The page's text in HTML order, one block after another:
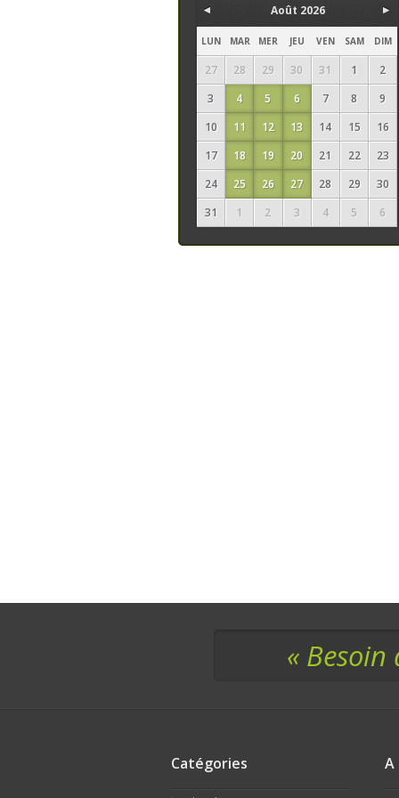
Août 2026
LUN MAR MER JEU VEN SAM DIM
27 28 29 30 31 1
2
3
4 5 6 7 8
9
10
11 12 13 14 15
16
17
18 19 20 21 22
23
24
25 26 27 28 29
30
31
1 2 3 4 5 6
«
Catégories A